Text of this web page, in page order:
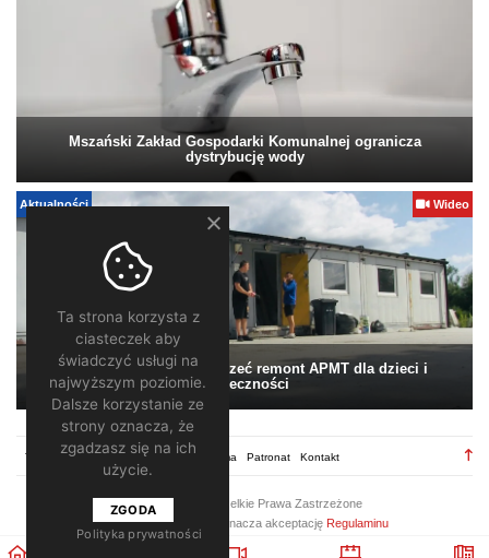
Mszański Zakład Gospodarki Komunalnej ogranicza
dystrybucję wody
Aktualności Wideo
Pomagamy. Warto wesprzeć remont APMT dla dzieci i
społeczności
Regulamin Redakcja Reklama Patronat Kontakt
2026 ©
/ Wszelkie Prawa Zastrzeżone
Korzystanie z portalu oznacza akceptację Regulaminu
Ta strona korzysta z
ciasteczek aby
świadczyć usługi na
najwyższym poziomie.
Dalsze korzystanie ze
strony oznacza, że
zgadzasz się na ich
użycie.
ZGODA
Polityka prywatności